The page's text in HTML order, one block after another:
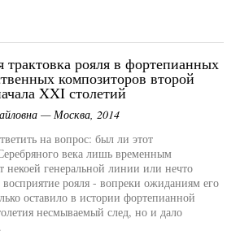
трактовка рояля в фортепианных
композиторов второй
XXI столетий
— Москва, 2014
на вопрос: был ли этот
века лишь временным
некоей генеральной линии или нечто
рояля - вопреки ожиданиям его
оставило в истории фортепианной
несмываемый след, но и дало